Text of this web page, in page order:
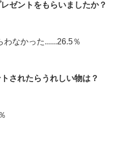
ゼントをもらいましたか？
なかった......26.5％
されたらうれしい物は？